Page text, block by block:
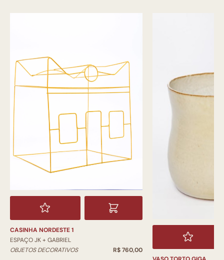
CASINHA NORDESTE 1
ESPAÇO JK + GABRIEL
OBJETOS DECORATIVOS
R$ 760,00